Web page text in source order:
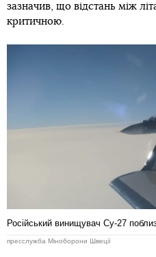
зазначив, що відстань між
критичною.
Російський винищувач Су-27
пресслужба Міноборони Швеції